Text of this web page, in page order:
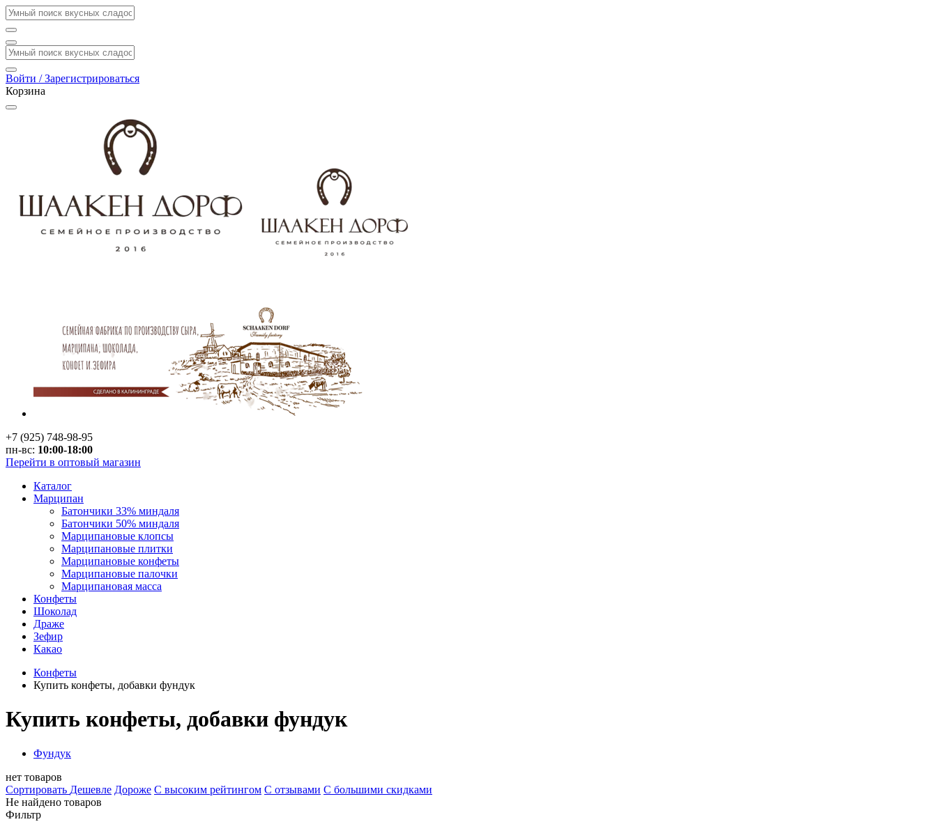
Войти / Зарегистрироваться
Корзина
+7 (925) 748-98-95
пн-вс: 10:00-18:00
Перейти в оптовый магазин
Каталог
Марципан
Батончики 33% миндаля
Батончики 50% миндаля
Марципановые клопсы
Марципановые плитки
Марципановые конфеты
Марципановые палочки
Марципановая масса
Конфеты
Шоколад
Драже
Зефир
Какао
Конфеты
Купить конфеты, добавки фундук
Купить конфеты, добавки фундук
Фундук
нет товаров
Сортировать Дешевле Дороже С высоким рейтингом C отзывами С большими скидками
Не найдено товаров
Фильтр